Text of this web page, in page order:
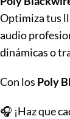
Optimiza tus
audio
dinámicas o
Con los Poly
🎧 ¡Haz que